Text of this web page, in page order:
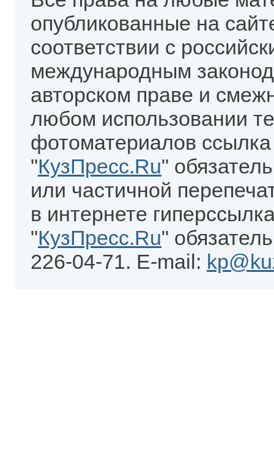
опубликованные на
соответствии с
международным
авторском праве и
любом использовании
фотоматериалов
"КузПресс.Ru"
или частичной
в интернете
"КузПресс.Ru"
226-04-71. E-mail: